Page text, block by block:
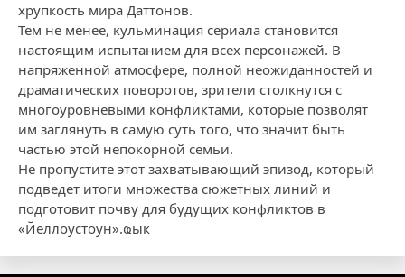
хрупкость мира Даттонов.
Тем не менее, кульминация сериала становится
настоящим испытанием для всех персонажей. В
напряженной атмосфере, полной неожиданностей и
драматических поворотов, зрители столкнутся с
многоуровневыми конфликтами, которые позволят
им заглянуть в самую суть того, что значит быть
частью этой непокорной семьи.
Не пропустите этот захватывающий эпизод, который
подведет итоги множества сюжетных линий и
подготовит почву для будущих конфликтов в
«Йеллоустоун».ҩык